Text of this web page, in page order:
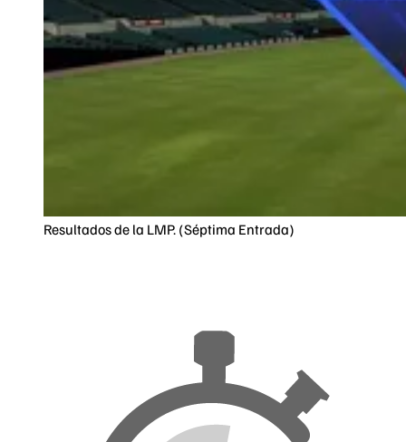
Resultados de la LMP. (Séptima Entrada)